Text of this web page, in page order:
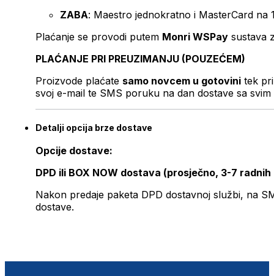
ZABA: Maestro jednokratno i MasterCard na
Plaćanje se provodi putem Monri WSPay sustava
PLAĆANJE PRI PREUZIMANJU (POUZEĆEM)
Proizvode plaćate samo novcem u gotovini tek
svoj e-mail te SMS poruku na dan dostave sa svim
Detalji opcija brze dostave
Opcije dostave:
DPD ili BOX NOW dostava (prosječno, 3-7 radnih
Nakon predaje paketa DPD dostavnoj službi, na
dostave.